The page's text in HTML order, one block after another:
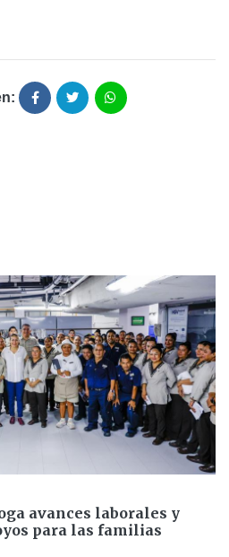
avances laborales y
para las familias